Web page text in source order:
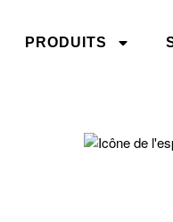
PRODUITS